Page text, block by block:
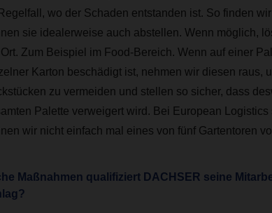
wo der Schaden entstanden ist. So finden
sie idealerweise auch abstellen. Wenn möglich,
Zum Beispiel im Food-Bereich. Wenn auf einer
Karton beschädigt ist, nehmen wir diesen raus,
zu vermeiden und stellen so sicher, dass
Palette verweigert wird. Bei European
wir nicht einfach mal eines von fünf Gartentoren
Maßnahmen qualifiziert DACHSER seine